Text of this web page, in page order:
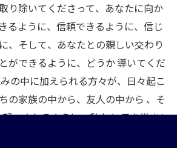
り除いてくださって、
あなたに向か
るように、 信頼できるように、 信じ
、 そして、
あなたとの親しい交わり
ができるように、
どうか 導いてくだ
の中に加えられる方々が、
日々起こ
の家族の中から、 友人の中から 、
そ
こされるように、私たち 目を覚まし